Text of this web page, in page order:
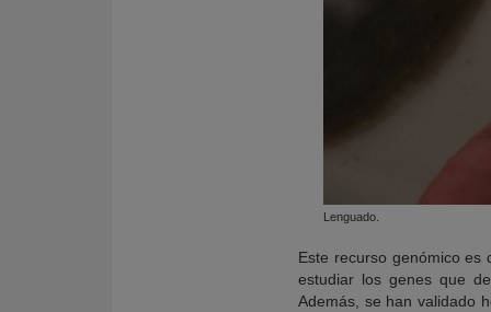
Lenguado.
Este recurso genómico es
estudiar los genes que
Además, se han validado